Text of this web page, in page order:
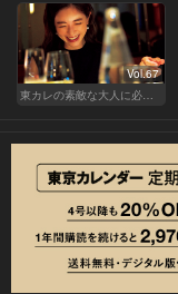
Vol.67
東カレの素敵な大人に必要なこと